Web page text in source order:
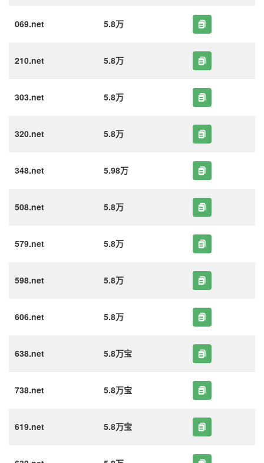
069.net 5.8万
210.net 5.8万
303.net 5.8万
320.net 5.8万
348.net 5.98万
508.net 5.8万
579.net 5.8万
598.net 5.8万
606.net 5.8万
638.net 5.8万宝
738.net 5.8万宝
619.net 5.8万宝